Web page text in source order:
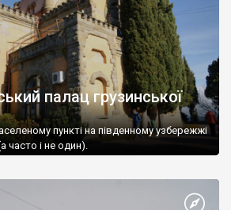
палац грузинської
пункті на південному узбережжі
часто і не один).